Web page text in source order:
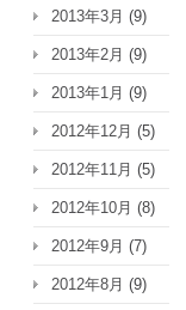
2013年3月 (9)
2013年2月 (9)
2013年1月 (9)
2012年12月 (5)
2012年11月 (5)
2012年10月 (8)
2012年9月 (7)
2012年8月 (9)